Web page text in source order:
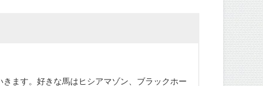
ます。好きな馬はヒシアマゾン、ブラックホー